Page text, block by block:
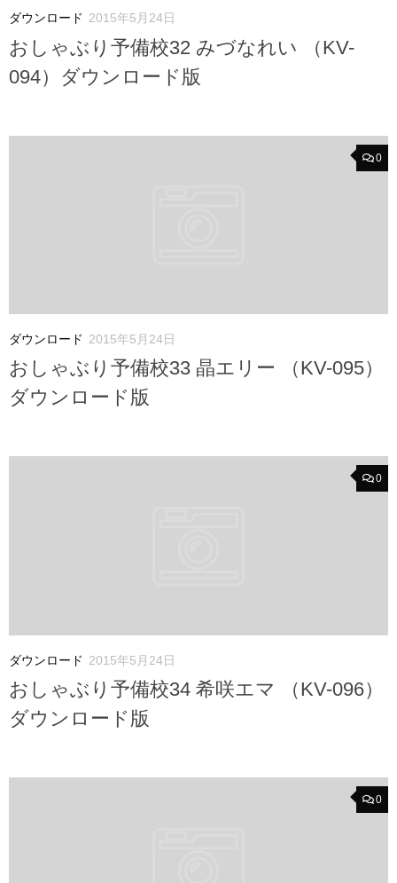
ダウンロード 2015年5月24日
おしゃぶり予備校32 みづなれい （KV-
094）ダウンロード版
0
ダウンロード 2015年5月24日
おしゃぶり予備校33 晶エリー （KV-095）
ダウンロード版
0
ダウンロード 2015年5月24日
おしゃぶり予備校34 希咲エマ （KV-096）
ダウンロード版
0